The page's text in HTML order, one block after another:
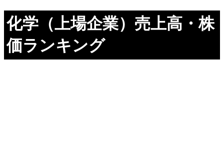
化学（上場企業）売上高・株
価ランキング